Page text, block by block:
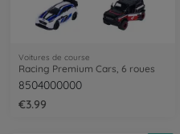
Voitures de course
Racing Premium Cars, 6 roues
8504000000
€3.99